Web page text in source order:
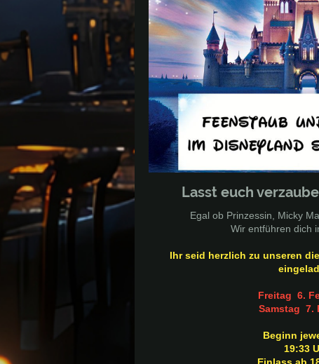
Lasst euch
Egal ob Prinzessin, Micky
Wir entführen dich
Ihr seid herzlich zu unseren
Freitag 6.
Samstag 7.
Beginn
19:33